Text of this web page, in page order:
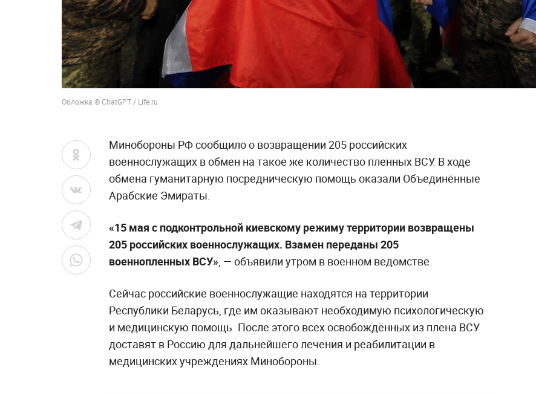
Обложка © ChatGPT / Life.ru
Минобороны РФ сообщило о возвращении 205 российских
военнослужащих в обмен на такое же количество пленных ВСУ. В ходе
обмена гуманитарную посредническую помощь оказали Объединённые
Арабские Эмираты.
«15 мая с подконтрольной киевскому режиму территории возвращены
205 российских военнослужащих. Взамен переданы 205
военнопленных ВСУ» , — объявили утром в военном ведомстве.
Сейчас российские военнослужащие находятся на территории
Республики Беларусь, где им оказывают необходимую психологическую
и медицинскую помощь. После этого всех освобождённых из плена ВСУ
доставят в Россию для дальнейшего лечения и реабилитации в
медицинских учреждениях Минобороны.